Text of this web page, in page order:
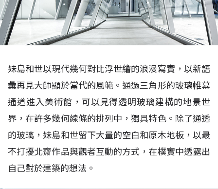
妹島和世以現代幾何對比浮世繪的浪漫寫實，以新語
彙再見大師顯於當代的風範。通過三角形的玻璃帷幕
通道進入美術館，可以見得透明玻璃建構的地景世
界，在許多幾何線條的排列中，獨具特色。除了通透
的玻璃，妹島和世留下大量的空白和原木地板，以最
不打擾北齋作品與觀者互動的方式，在樸實中透露出
自己對於建築的想法。